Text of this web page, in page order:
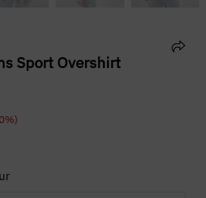
Sport Overshirt